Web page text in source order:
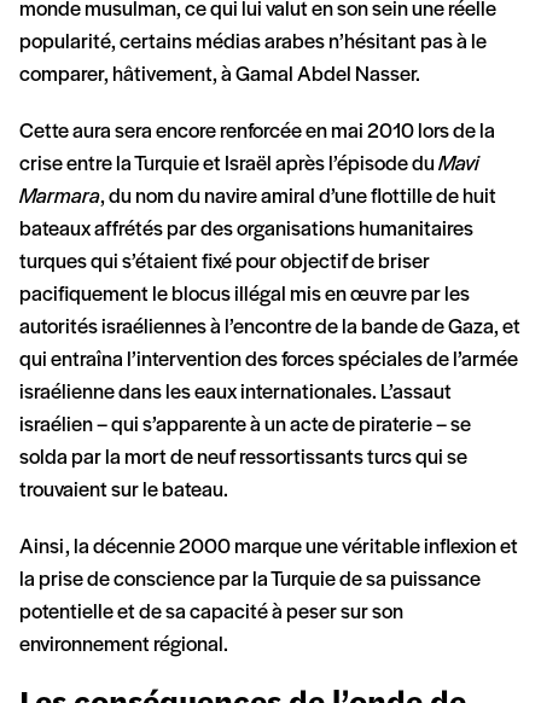
monde musulman, ce qui lui valut en son sein une réelle
popularité, certains médias arabes n’hésitant pas à le
comparer, hâtivement, à Gamal Abdel Nasser.
Cette aura sera encore renforcée en mai 2010 lors de la
crise entre la Turquie et Israël après l’épisode du Mavi
Marmara, du nom du navire amiral d’une flottille de huit
bateaux affrétés par des organisations humanitaires
turques qui s’étaient fixé pour objectif de briser
pacifiquement le blocus illégal mis en œuvre par les
autorités israéliennes à l’encontre de la bande de Gaza, et
qui entraîna l’intervention des forces spéciales de l’armée
israélienne dans les eaux internationales. L’assaut
israélien – qui s’apparente à un acte de piraterie – se
solda par la mort de neuf ressortissants turcs qui se
trouvaient sur le bateau.
Ainsi, la décennie 2000 marque une véritable inflexion et
la prise de conscience par la Turquie de sa puissance
potentielle et de sa capacité à peser sur son
environnement régional.